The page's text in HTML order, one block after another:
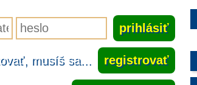
musíš sa... registrovať